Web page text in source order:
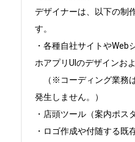
デザイナーは、以下の制
す。
・各種自社サイトやWeb
ホアプリUIのデザインお
（※コーディング業務
発生しません。）
・店頭ツール（案内ポス
・ロゴ作成や付随する既